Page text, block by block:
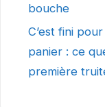
bouche
C’est fini
panier : ce
première